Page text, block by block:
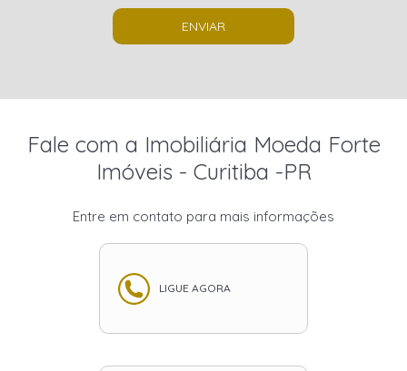
ENVIAR
Fale com a Imobiliária Moeda Forte
Imóveis - Curitiba -PR
Entre em contato para mais informações
LIGUE AGORA